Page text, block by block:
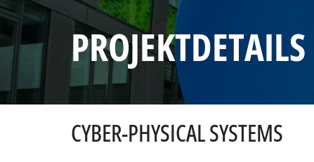
PROJEKTDETAILS
CYBER-PHYSICAL SYSTEMS